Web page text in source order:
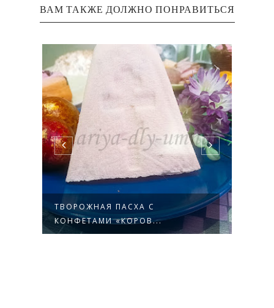
ВАМ ТАКЖЕ ДОЛЖНО ПОНРАВИТЬСЯ
ТВОРОЖНАЯ ПАСХА С
КОНФЕТАМИ «КОРОВ...